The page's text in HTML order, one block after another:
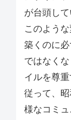
が台頭して
このよう
築くのに
ではなく
イルを尊
従って、
様なコミ